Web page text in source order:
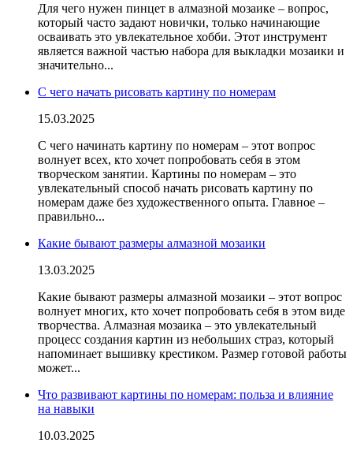
Для чего нужен пинцет в алмазной мозаике – вопрос,
который часто задают новички, только начинающие
осваивать это увлекательное хобби. Этот инструмент
является важной частью набора для выкладки мозаики и
значительно...
С чего начать рисовать картину по номерам
15.03.2025
С чего начинать картину по номерам – этот вопрос
волнует всех, кто хочет попробовать себя в этом
творческом занятии. Картины по номерам – это
увлекательный способ начать рисовать картину по
номерам даже без художественного опыта. Главное –
правильно...
Какие бывают размеры алмазной мозаики
13.03.2025
Какие бывают размеры алмазной мозаики – этот вопрос
волнует многих, кто хочет попробовать себя в этом виде
творчества. Алмазная мозаика – это увлекательный
процесс создания картин из небольших страз, который
напоминает вышивку крестиком. Размер готовой работы
может...
Что развивают картины по номерам: польза и влияние
на навыки
10.03.2025